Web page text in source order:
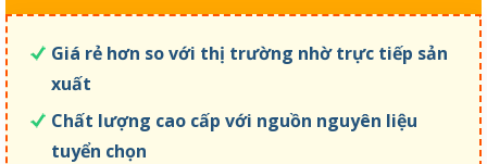
Giá rẻ hơn so với thị trường nhờ trực tiếp sản
xuất
Chất lượng cao cấp với nguồn nguyên liệu
tuyển chọn